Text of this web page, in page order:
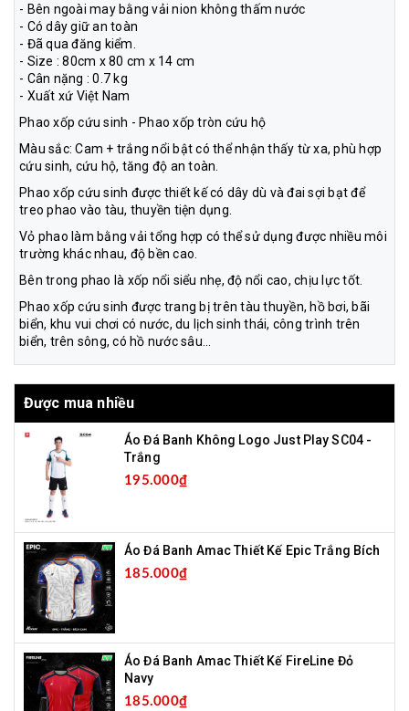
- Bên ngoài may bằng vải nion không thấm nước
- Có dây giữ an toàn
- Đã qua đăng kiểm.
- Size : 80cm x 80 cm x 14 cm
- Cân nặng : 0.7 kg
- Xuất xứ Việt Nam
Phao xốp cứu sinh - Phao xốp tròn cứu hộ
Màu sắc: Cam + trắng nổi bật có thể nhận thấy từ xa, phù hợp
cứu sinh, cứu hộ, tăng độ an toàn.
Phao xốp cứu sinh được thiết kế có dây dù và đai sợi bạt để
treo phao vào tàu, thuyền tiện dụng.
Vỏ phao làm bằng vải tổng hợp có thể sử dụng được nhiều môi
trường khác nhau, độ bền cao.
Bên trong phao là xốp nổi siểu nhẹ, độ nổi cao, chịu lực tốt.
Phao xốp cứu sinh được trang bị trên tàu thuyền, hồ bơi, bãi
biển, khu vui chơi có nước, du lịch sinh thái, công trình trên
biển, trên sông, có hồ nước sâu...
Được mua nhiều
Áo Đá Banh Không Logo Just Play SC04 -
Trắng
195.000₫
Áo Đá Banh Amac Thiết Kế Epic Trắng Bích
185.000₫
Áo Đá Banh Amac Thiết Kế FireLine Đỏ
Navy
185.000₫